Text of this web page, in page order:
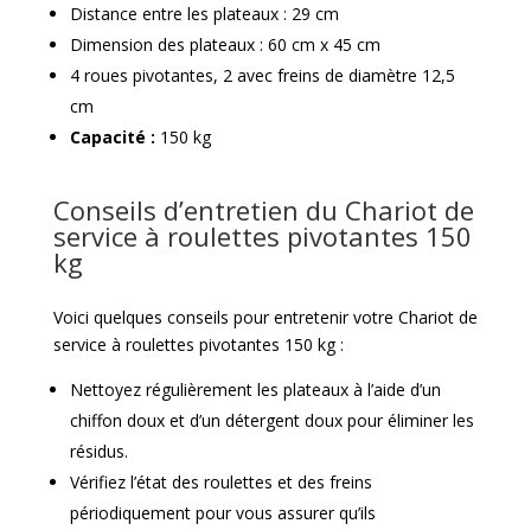
Distance entre les plateaux : 29 cm
Dimension des plateaux : 60 cm x 45 cm
4 roues pivotantes, 2 avec freins de diamètre 12,5
cm
Capacité : 150 kg
Conseils d’entretien du Chariot de
service à roulettes pivotantes 150
kg
Voici quelques conseils pour entretenir votre Chariot de
service à roulettes pivotantes 150 kg :
Nettoyez régulièrement les plateaux à l’aide d’un
chiffon doux et d’un détergent doux pour éliminer les
résidus.
Vérifiez l’état des roulettes et des freins
périodiquement pour vous assurer qu’ils